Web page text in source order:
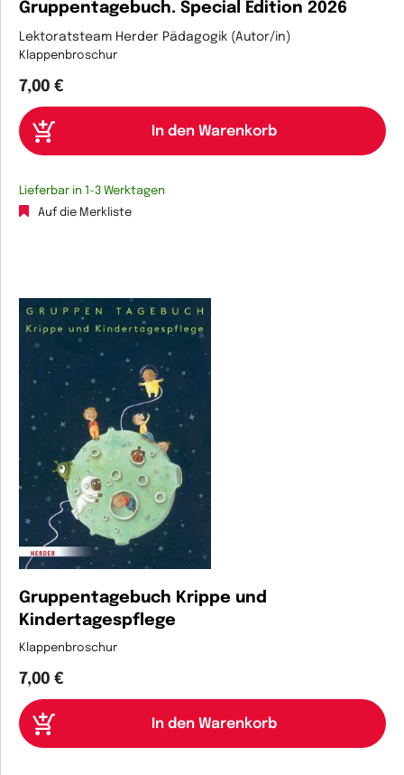
Gruppentagebuch. Special Edition 2026
Lektoratsteam Herder Pädagogik (Autor/in)
Klappenbroschur
7,00 €
Lieferbar in 1-3 Werktagen
Auf die Merkliste
Gruppentagebuch Krippe und
Kindertagespflege
Klappenbroschur
7,00 €